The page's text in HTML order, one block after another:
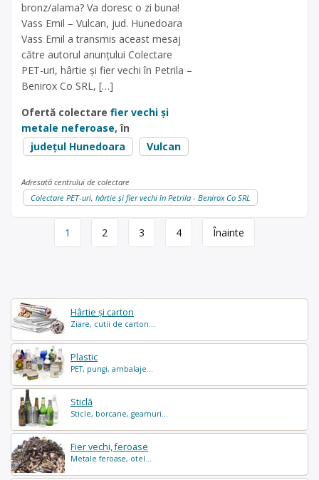
Hârtie și carton
Ziare, cutii de carton...
Plastic
PET, pungi, ambalaje...
Sticlă
Sticle, borcane, geamuri...
Fier vechi, feroase
Metale feroase, otel...
bronz/alama? Va doresc o zi buna!
Vass Emil – Vulcan, jud. Hunedoara
Vass Emil a transmis aceast mesaj
către autorul anunțului Colectare
PET-uri, hârtie și fier vechi în Petrila –
Benirox Co SRL, […]
Ofertă colectare fier vechi și
metale neferoase, în
județul Hunedoara
Vulcan
Adresată centrului de colectare
Colectare PET-uri, hârtie și fier vechi în Petrila - Benirox Co SRL
Page1 2 3 4 Înainte